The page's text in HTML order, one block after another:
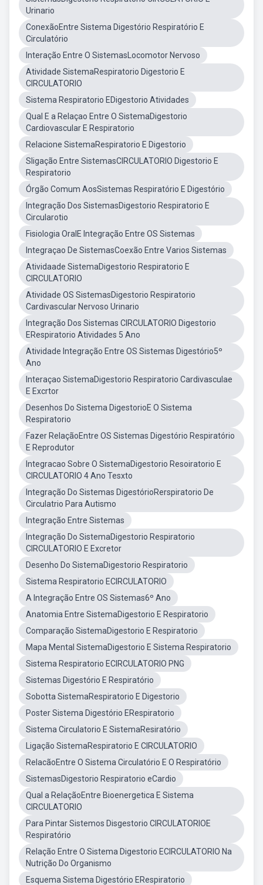
Urinario
ConexãoEntre Sistema Digestório Respiratório E
Circulatório
Interação Entre O SistemasLocomotor Nervoso
Atividade SistemaRespiratorio Digestorio E
CIRCULATORIO
Sistema Respiratorio EDigestorio Atividades
Qual E a Relaçao Entre O SistemaDigestorio
Cardiovascular E Respiratorio
Relacione SistemaRespiratorio E Digestorio
Sligação Entre SistemasCIRCULATORIO Digestorio E
Respiratorio
Órgão Comum AosSistemas Respiratório E Digestório
Integração Dos SistemasDigestorio Respiratorio E
Circularotio
Fisiologia OralE Integração Entre OS Sistemas
Integraçao De SistemasCoexão Entre Varios Sistemas
Atividaade SistemaDigestorio Respiratorio E
CIRCULATORIO
Atividade OS SistemasDigestorio Respiratorio
Cardivascular Nervoso Urinario
Integração Dos Sistemas CIRCULATORIO Digestorio
ERespiratorio Atividades 5 Ano
Atividade Integração Entre OS Sistemas Digestório5º
Ano
Interaçao SistemaDigestorio Respiratorio Cardivasculae
E Excrtor
Desenhos Do Sistema DigestorioE O Sistema
Respiratorio
Fazer RelaçãoEntre OS Sistemas Digestório Respiratório
E Reprodutor
Integracao Sobre O SistemaDigestorio Resoiratorio E
CIRCULATORIO 4 Ano Tesxto
Integração Do Sistemas DigestórioRerspiratorio De
Circulatrio Para Autismo
Integração Entre Sistemas
Integração Do SistemaDigestorio Respiratorio
CIRCULATORIO E Excretor
Desenho Do SistemaDigestorio Respiratorio
Sistema Respiratorio ECIRCULATORIO
A Integração Entre OS Sistemas6º Ano
Anatomia Entre SistemaDigestorio E Respiratorio
Comparação SistemaDigestorio E Respiratorio
Mapa Mental SistemaDigestorio E Sistema Respiratorio
Sistema Respiratorio ECIRCULATORIO PNG
Sistemas Digestório E Respiratório
Sobotta SistemaRespiratorio E Digestorio
Poster Sistema Digestório ERespiratorio
Sistema Circulatorio E SistemaResiratório
Ligação SistemaRespiratorio E CIRCULATORIO
RelacãoEntre O Sistema Circulatório E O Respiratório
SistemasDigestorio Respiratorio eCardio
Qual a RelaçãoEntre Bioenergetica E Sistema
CIRCULATORIO
Para Pintar Sistemos Disgestorio CIRCULATORIOE
Respiratório
Relação Entre O Sistema Digestorio ECIRCULATORIO Na
Nutrição Do Organismo
Esquema Sistema Digestório ERespiratorio